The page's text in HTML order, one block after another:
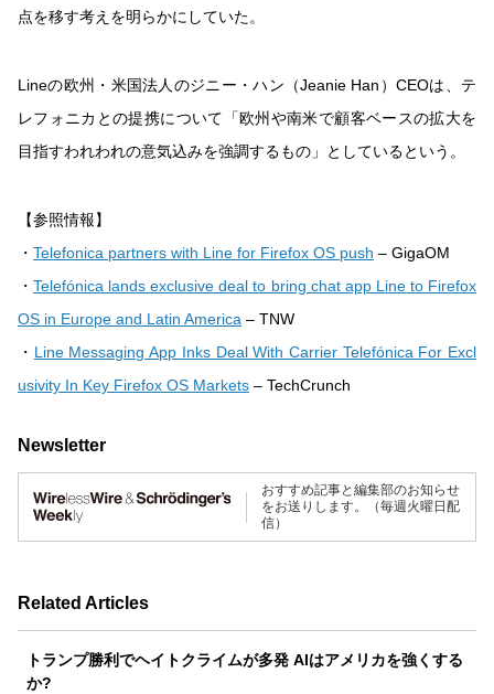
点を移す考えを明らかにしていた。
Lineの欧州・米国法人のジニー・ハン（Jeanie Han）CEOは、テ
レフォニカとの提携について「欧州や南米で顧客ベースの拡大を
目指すわれわれの意気込みを強調するもの」としているという。
【参照情報】
・ Telefonica partners with Line for Firefox OS push – GigaOM
・Telefónica lands exclusive deal to bring chat app Line to Firefox
OS in Europe and Latin America – TNW
・ Line Messaging App Inks Deal With Carrier Telefónica For Excl
usivity In Key Firefox OS Markets – TechCrunch
Newsletter
おすすめ記事と編集部のお知らせ
をお送りします。（毎週火曜日配
信）
Related Articles
トランプ勝利でヘイトクライムが多発 AIはアメリカを強くする
か?